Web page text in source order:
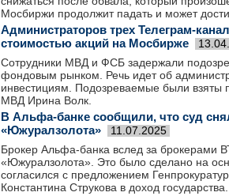
Мосбиржи продолжит падать и может
Администраторов трех Телеграм-
стоимостью акций на Мосбирже
Сотрудники МВД и ФСБ задержали
фондовым рынком. Речь идет об
инвестициям. Подозреваемые были взяты
МВД Ирина Волк.
В Альфа-банке сообщили, что суд
«Южуралзолота»
11.07.2025
Брокер Альфа-банка вслед за брокерами
«Южуралзолота». Это было сделано на
согласился с предложением
Константина Струкова в доход государства.